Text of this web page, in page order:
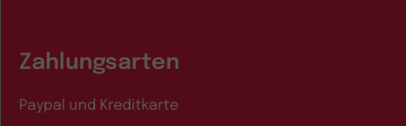
Zahlungsarten
Paypal und Kreditkarte